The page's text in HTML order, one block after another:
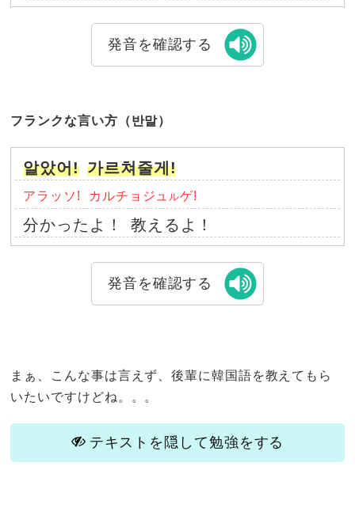
発音を確認する
フランクな言い方（반말）
알았어! 가르쳐줄게!
アラッソ! カルチョジュ ルゲ!
分かったよ！ 教えるよ！
発音を確認する
まぁ、こんな事は言えず、後輩に韓国語を教えてもら
いたいですけどね。。。
テキストを隠して勉強をする